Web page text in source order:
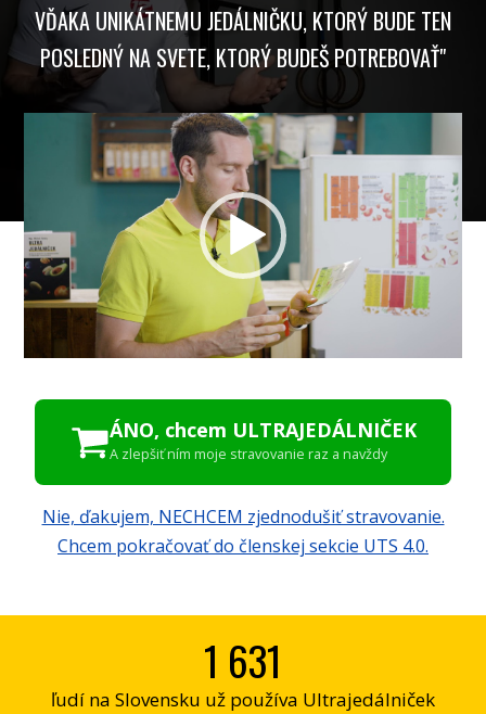
VĎAKA UNIKÁTNEMU JEDÁLNIČKU, KTORÝ BUDE TEN
POSLEDNÝ NA SVETE, KTORÝ BUDEŠ POTREBOVAŤ"
prehrávač
ÁNO, chcem ULTRAJEDÁLNIČEK
A zlepšiť ním moje stravovanie raz a navždy
Nie, ďakujem, NECHCEM zjednodušiť stravovanie.
Chcem pokračovať do členskej sekcie UTS 4.0.
1 631
ľudí na Slovensku už používa Ultrajedálniček